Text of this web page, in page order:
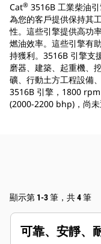
Cat® 3516B 工業柴油
為您的客戶提供保持其
性。這些引擎提供高功
燃油效率。這些引擎有
持獲利。3516B 引擎支
磨器、建築、起重機、
礦、行動土方工程設備
3516B 引擎，1800
(2000-2200 bhp)，尚未
顯示第 1-3 筆，共 4 筆
可靠、安靜、